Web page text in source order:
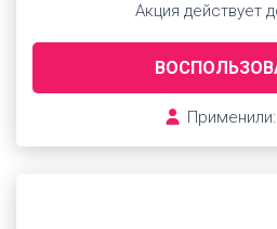
Применили:
Акция действует